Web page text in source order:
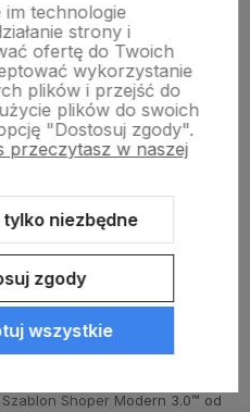
Szablon Shoper Modern 3.0™ od
technologie
strony i
ofertę do Twoich
wykorzystanie
plików i przejść do
plików do swoich
"Dostosuj zgody".
przeczytasz w naszej
niezbędne
zgody
wszystkie